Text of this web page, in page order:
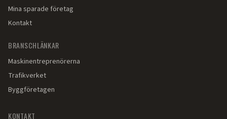
Mina sparade företag
Kontakt
BRANSCHLÄNKAR
Maskinentreprenörerna
Trafikverket
Byggföretagen
KONTAKT